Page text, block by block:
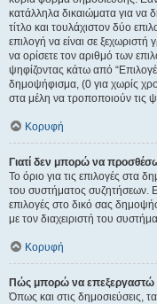
κατάλληλα δικαιώματα για να
τίτλο και τουλάχιστον δύο
επιλογή να είναι σε
να ορίσετε τον αριθμό των
ψηφίζοντας κάτω από
δημοψήφισμα, (0 για χωρίς
στα μέλη να τροποποιούν τις
Κορυφή
Γιατί δεν μπορώ να
Το όριο για τις επιλογές στα
του συστήματος συζητήσεων.
επιλογές στο δικό σας
με τον διαχειριστή του
Κορυφή
Πώς μπορώ να επεξεργαστώ
Όπως και στις δημοσιεύσεις,